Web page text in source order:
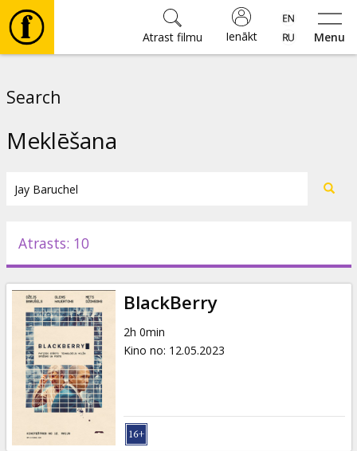
Menu
Ienākt
Atrast filmu
Pasākumi
Ziņas
Dāvanu
kartes
Uzkodas
Search
Meklēšana
Atrasts: 10
BlackBerry
2h 0min
Kino no: 12.05.2023